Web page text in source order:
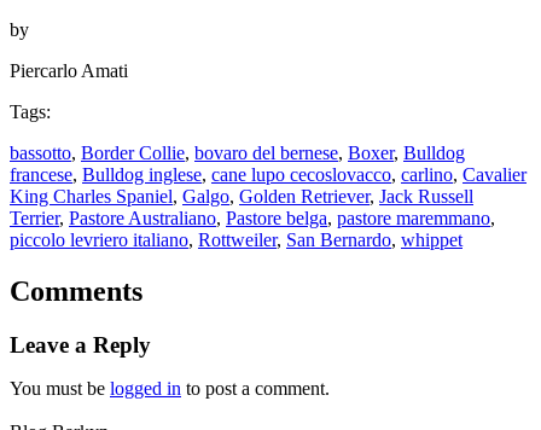
by
Piercarlo Amati
Tags:
bassotto, Border Collie, bovaro del bernese, Boxer, Bulldog
francese, Bulldog inglese, cane lupo cecoslovacco, carlino, Cavalier
King Charles Spaniel, Galgo, Golden Retriever, Jack Russell
Terrier, Pastore Australiano, Pastore belga, pastore maremmano
piccolo levriero italiano, Rottweiler, San Bernardo, whippet
Comments
Leave a Reply
You must be logged in to post a comment.